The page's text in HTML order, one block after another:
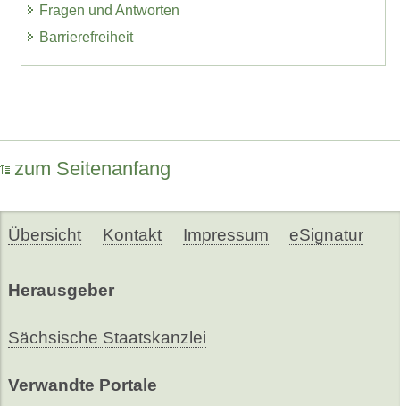
Fragen und Antworten
Barrierefreiheit
zum Seitenanfang
Übersicht Kontakt Impressum eSignatur
Herausgeber
Sächsische Staatskanzlei
Verwandte Portale